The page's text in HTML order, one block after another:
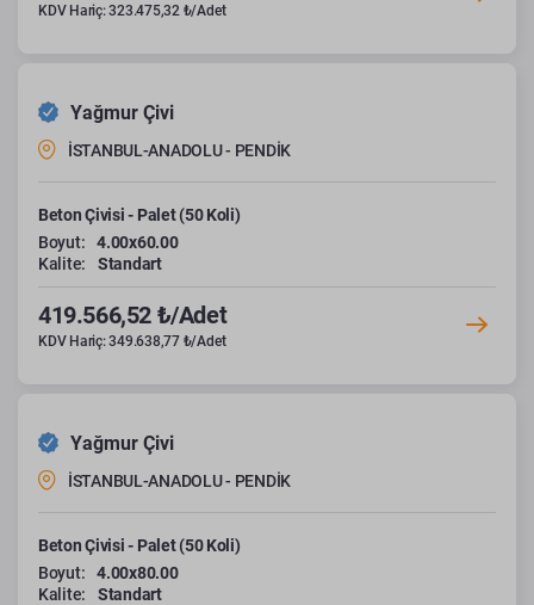
KDV Hariç: 323.475,32 ₺/Adet
Yağmur Çivi
İSTANBUL-ANADOLU - PENDİK
Beton Çivisi - Palet (50 Koli)
Boyut:
4.00x60.00
Kalite:
Standart
419.566,52 ₺/Adet
KDV Hariç: 349.638,77 ₺/Adet
Yağmur Çivi
İSTANBUL-ANADOLU - PENDİK
Beton Çivisi - Palet (50 Koli)
Boyut:
4.00x80.00
Kalite:
Standart